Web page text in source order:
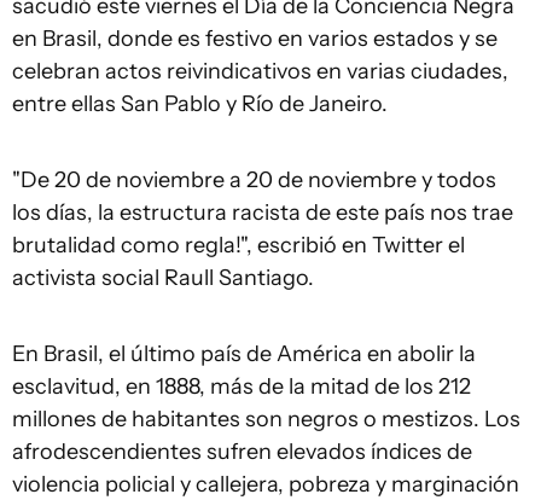
sacudió este viernes el Día de la Conciencia Negra
en Brasil, donde es festivo en varios estados y se
celebran actos reivindicativos en varias ciudades,
entre ellas San Pablo y Río de Janeiro.
"De 20 de noviembre a 20 de noviembre y todos
los días, la estructura racista de este país nos trae
brutalidad como regla!", escribió en Twitter el
activista social Raull Santiago.
En Brasil, el último país de América en abolir la
esclavitud, en 1888, más de la mitad de los 212
millones de habitantes son negros o mestizos. Los
afrodescendientes sufren elevados índices de
violencia policial y callejera, pobreza y marginación